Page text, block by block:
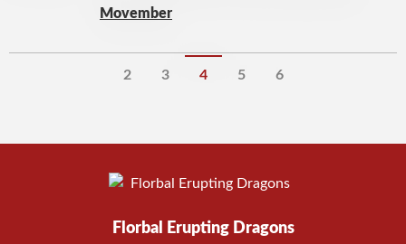
Movember
2 3 4 5 6
Florbal Erupting Dragons